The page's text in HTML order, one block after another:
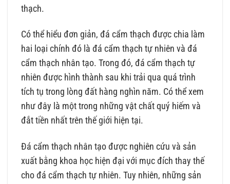
thạch.
Có thể hiểu đơn giản, đá cẩm thạch được chia làm
hai loại chính đó là đá cẩm thạch tự nhiên và đá
cẩm thạch nhân tạo. Trong đó, đá cẩm thạch tự
nhiên được hình thành sau khi trải qua quá trình
tích tụ trong lòng đất hàng nghìn năm. Có thể xem
như đây là một trong những vật chất quý hiếm và
đắt tiền nhất trên thế giới hiện tại.
Đá cẩm thạch nhân tạo được nghiên cứu và sản
xuất bằng khoa học hiện đại với mục đích thay thế
cho đá cẩm thạch tự nhiên. Tuy nhiên, những sản